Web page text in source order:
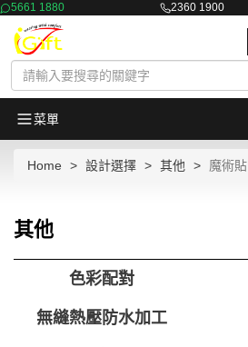
5661 1880 2360 1900
菜單
Home 設計選擇 其他 魔術貼
其他
色彩配對
無縫熱壓防水加工